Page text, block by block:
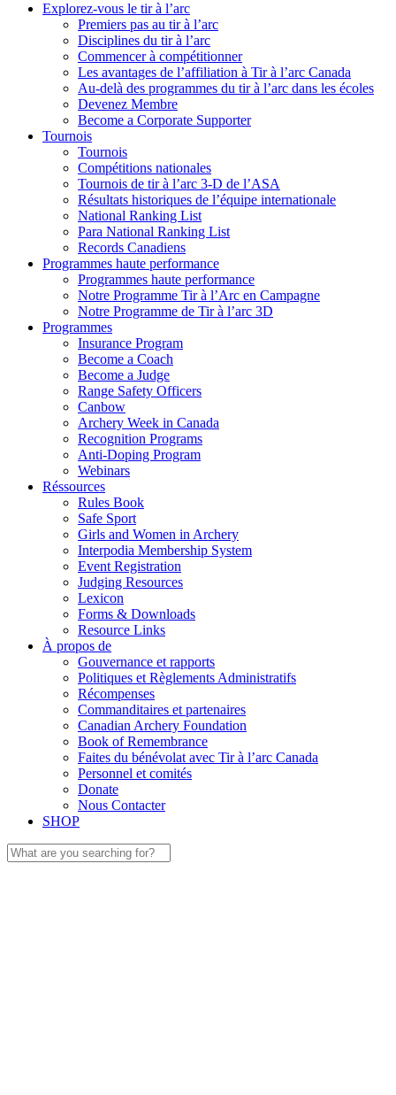
Explorez-vous le tir à l’arc
Premiers pas au tir à l’arc
Disciplines du tir à l’arc
Commencer à compétitionner
Les avantages de l’affiliation à Tir à l’arc Canada
Au-delà des programmes du tir à l’arc dans les écoles
Devenez Membre
Become a Corporate Supporter
Tournois
Tournois
Compétitions nationales
Tournois de tir à l’arc 3-D de l’ASA
Résultats historiques de l’équipe internationale
National Ranking List
Para National Ranking List
Records Canadiens
Programmes haute performance
Programmes haute performance
Notre Programme Tir à l’Arc en Campagne
Notre Programme de Tir à l’arc 3D
Programmes
Insurance Program
Become a Coach
Become a Judge
Range Safety Officers
Canbow
Archery Week in Canada
Recognition Programs
Anti-Doping Program
Webinars
Réssources
Rules Book
Safe Sport
Girls and Women in Archery
Interpodia Membership System
Event Registration
Judging Resources
Lexicon
Forms & Downloads
Resource Links
À propos de
Gouvernance et rapports
Politiques et Règlements Administratifs
Récompenses
Commanditaires et partenaires
Canadian Archery Foundation
Book of Remembrance
Faites du bénévolat avec Tir à l’arc Canada
Personnel et comités
Donate
Nous Contacter
SHOP
Search
for: